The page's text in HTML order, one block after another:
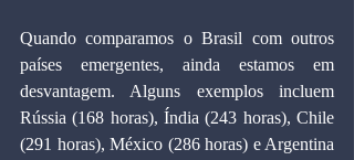
Quando comparamos o Brasil com outros
países emergentes, ainda estamos em
desvantagem. Alguns exemplos incluem
Rússia (168 horas), Índia (243 horas), Chile
(291 horas), México (286 horas) e Argentina